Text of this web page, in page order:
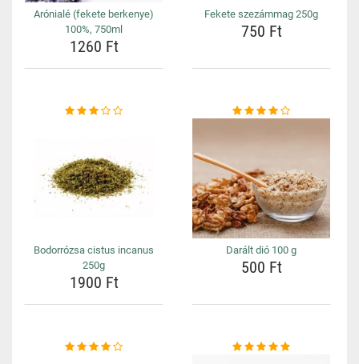
Arónialé (fekete berkenye)
100%, 750ml
1260 Ft
Fekete szezámmag 250g
750 Ft
Bodorrózsa cistus incanus
250g
1900 Ft
Darált dió 100 g
500 Ft